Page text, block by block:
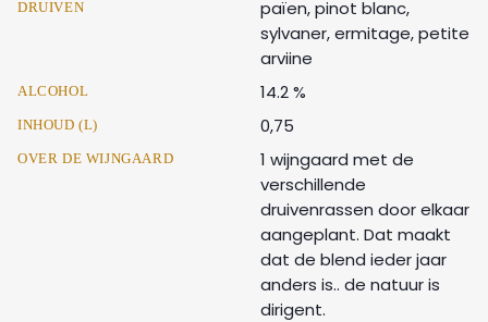
DRUIVEN
païen, pinot blanc,
sylvaner, ermitage, petite
arviine
ALCOHOL 14.2 %
INHOUD (L) 0,75
OVER DE WIJNGAARD
1 wijngaard met de
verschillende
druivenrassen door elkaar
aangeplant. Dat maakt
dat de blend ieder jaar
anders is.. de natuur is
dirigent.